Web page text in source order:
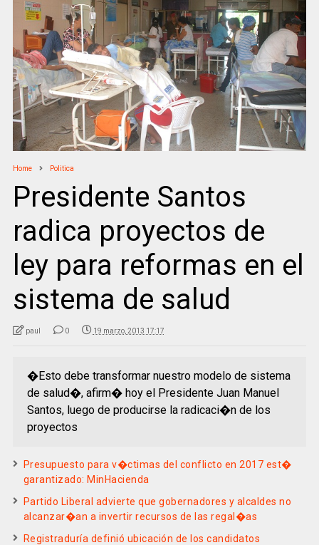
Home Politica
Presidente Santos
radica proyectos de
ley para reformas en el
sistema de salud
paul 0 19 marzo, 2013 17:17
�Esto debe transformar nuestro modelo de sistema
de salud�, afirm� hoy el Presidente Juan Manuel
Santos, luego de producirse la radicaci�n de los
proyectos
Presupuesto para v�ctimas del conflicto en 2017 est�
garantizado: MinHacienda
Partido Liberal advierte que gobernadores y alcaldes no
alcanzar�an a invertir recursos de las regal�as
Registraduría definió ubicación de los candidatos